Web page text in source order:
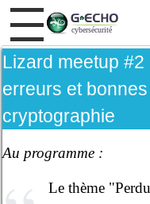
Lizard meetup
erreurs et
cryptographie
Au programme :
Le thème